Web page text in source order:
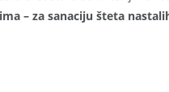
– za sanaciju šteta